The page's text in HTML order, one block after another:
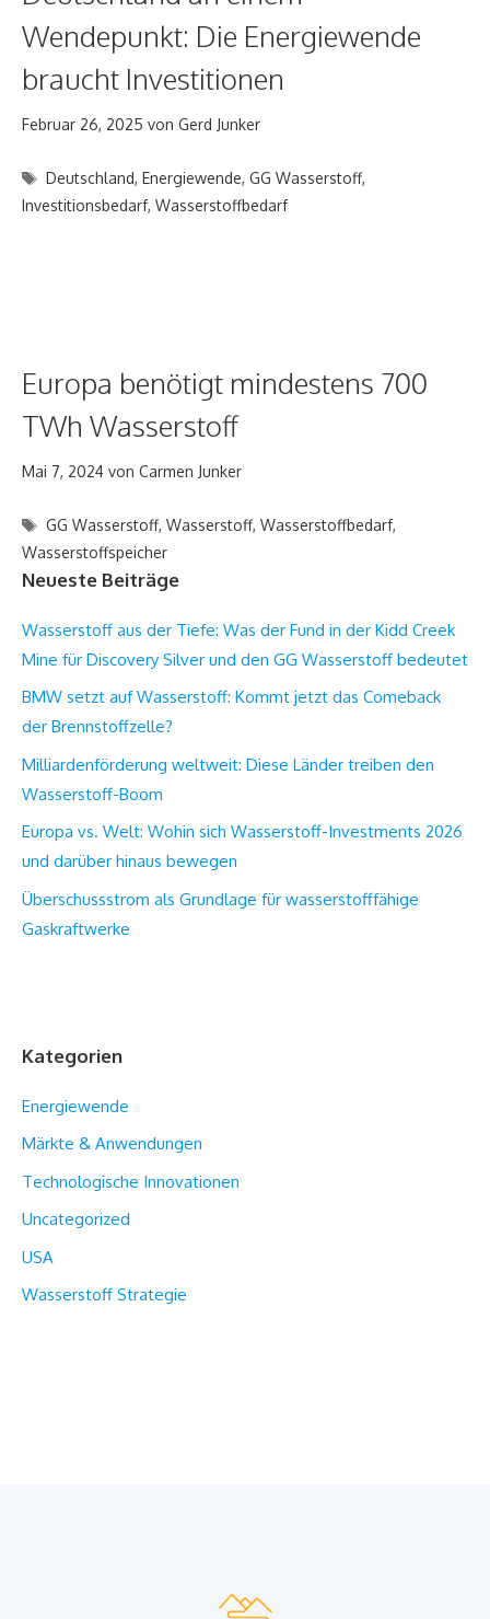
Wendepunkt: Die Energiewende
braucht Investitionen
Februar 26, 2025 von Gerd Junker
Schlagwörter
Deutschland,Energiewende,GG Wasserstoff,
Investitionsbedarf, Wasserstoffbedarf
Europa benötigt mindestens 700
TWh Wasserstoff
Mai 7, 2024 von Carmen Junker
Schlagwörter
GG Wasserstoff,Wasserstoff,Wasserstoffbedarf,
Wasserstoffspeicher
Neueste Beiträge
Wasserstoff aus der Tiefe: Was der Fund in der Kidd Creek
Mine für Discovery Silver und den GG Wasserstoff bedeutet
BMW setzt auf Wasserstoff: Kommt jetzt das Comeback
der Brennstoffzelle?
Milliardenförderung weltweit: Diese Länder treiben den
Wasserstoff-Boom
Europa vs. Welt: Wohin sich Wasserstoff-Investments 2026
und darüber hinaus bewegen
Überschussstrom als Grundlage für wasserstofffähige
Gaskraftwerke
Kategorien
Energiewende
Märkte & Anwendungen
Technologische Innovationen
Uncategorized
USA
Wasserstoff Strategie